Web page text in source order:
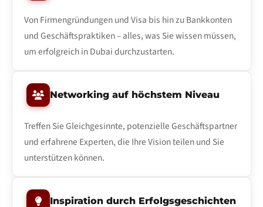
Von Firmengründungen und Visa bis hin zu Bankkonten
und Geschäftspraktiken – alles, was Sie wissen müssen,
um erfolgreich in Dubai durchzustarten.
Networking auf höchstem Niveau
Treffen Sie Gleichgesinnte, potenzielle Geschäftspartner
und erfahrene Experten, die Ihre Vision teilen und Sie
unterstützen können.
Inspiration durch Erfolgsgeschichten